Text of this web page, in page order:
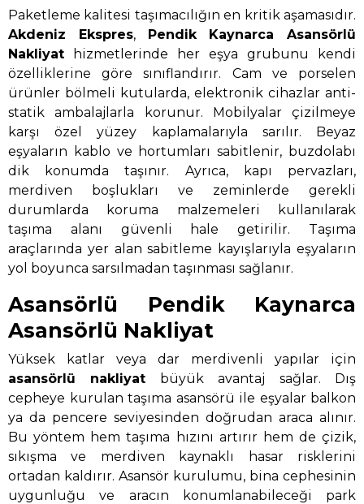
Paketleme kalitesi taşımacılığın en kritik aşamasıdır.
Akdeniz Ekspres,
Pendik Kaynarca Asansörlü
Nakliyat hizmetlerinde her eşya grubunu kendi
özelliklerine göre sınıflandırır. Cam ve porselen
ürünler bölmeli kutularda, elektronik cihazlar anti-
statik ambalajlarla korunur. Mobilyalar çizilmeye
karşı özel yüzey kaplamalarıyla sarılır. Beyaz
eşyaların kablo ve hortumları sabitlenir, buzdolabı
dik konumda taşınır. Ayrıca, kapı pervazları,
merdiven boşlukları ve zeminlerde gerekli
durumlarda koruma malzemeleri kullanılarak
taşıma alanı güvenli hale getirilir. Taşıma
araçlarında yer alan sabitleme kayışlarıyla eşyaların
yol boyunca sarsılmadan taşınması sağlanır.
Asansörlü Pendik Kaynarca
Asansörlü Nakliyat
Yüksek katlar veya dar merdivenli yapılar için
asansörlü nakliyat büyük avantaj sağlar. Dış
cepheye kurulan taşıma asansörü ile eşyalar balkon
ya da pencere seviyesinden doğrudan araca alınır.
Bu yöntem hem taşıma hızını artırır hem de çizik,
sıkışma ve merdiven kaynaklı hasar risklerini
ortadan kaldırır. Asansör kurulumu, bina cephesinin
uygunluğu ve aracın konumlanabileceği park